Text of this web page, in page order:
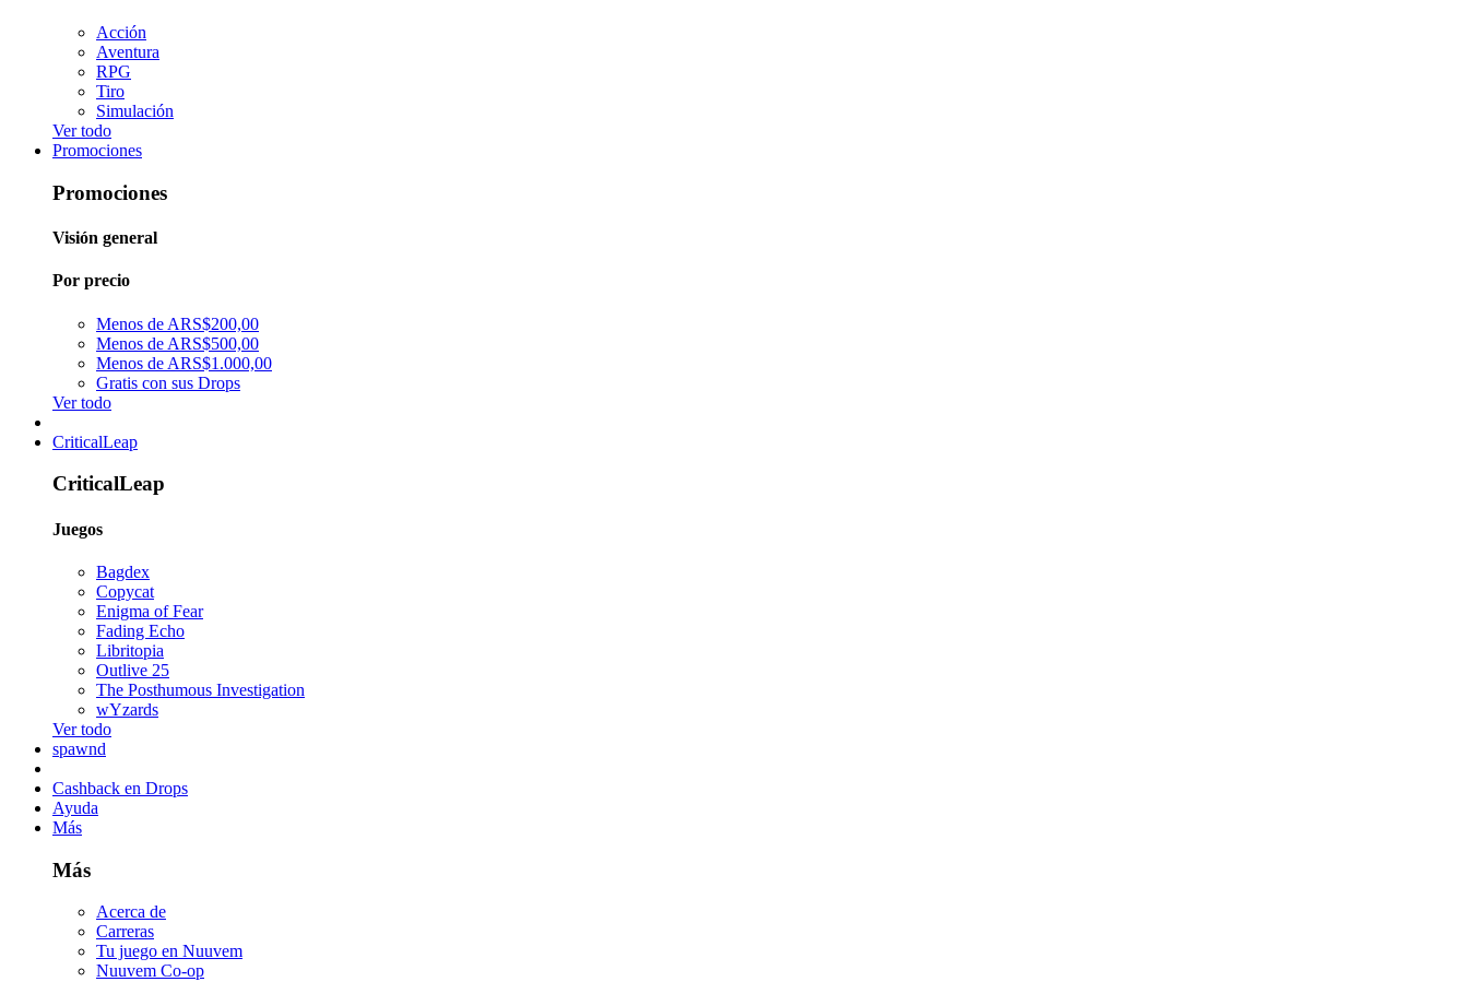
Acción
Aventura
RPG
Tiro
Simulación
Ver todo
Promociones
Promociones
Visión general
Por precio
Menos de ARS$200,00
Menos de ARS$500,00
Menos de ARS$1.000,00
Gratis con sus Drops
Ver todo
CriticalLeap
CriticalLeap
Juegos
Bagdex
Copycat
Enigma of Fear
Fading Echo
Libritopia
Outlive 25
The Posthumous Investigation
wYzards
Ver todo
spawnd
Cashback en Drops
Ayuda
Más
Más
Acerca de
Carreras
Tu juego en Nuuvem
Nuuvem Co-op